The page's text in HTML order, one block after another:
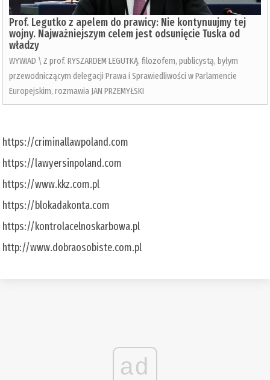
Prof. Legutko z apelem do prawicy: Nie kontynuujmy tej
wojny. Najważniejszym celem jest odsunięcie Tuska od
władzy
WYWIAD \ Z prof. RYSZARDEM LEGUTKĄ, filozofem, publicystą, byłym
przewodniczącym delegacji Prawa i Sprawiedliwości w Parlamencie
Europejskim, rozmawia JAN PRZEMYŁSKI
https://criminallawpoland.com
https://lawyersinpoland.com
https://www.kkz.com.pl
https://blokadakonta.com
https://kontrolacelnoskarbowa.pl
http://www.dobraosobiste.com.pl
ad